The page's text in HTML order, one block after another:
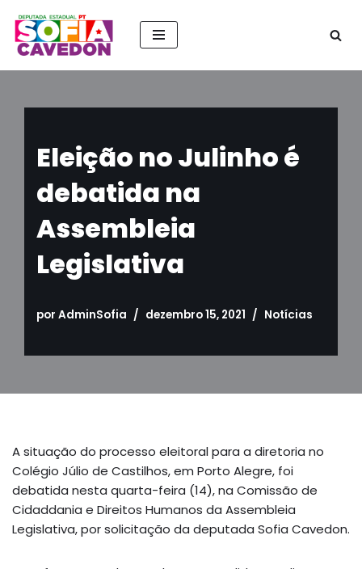
Pular
Eleição no Julinho é
debatida na
Assembleia
Legislativa
por AdminSofia dezembro 15, 2021 Notícias
A situação do processo eleitoral para a diretoria no
Colégio Júlio de Castilhos, em Porto Alegre, foi
debatida nesta quarta-feira (14), na Comissão de
Cidaddania e Direitos Humanos da Assembleia
Legislativa, por solicitação da deputada Sofia Cavedon.